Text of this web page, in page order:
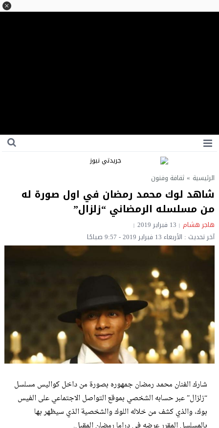
الرئيسية » ثقافة وفنون
شاهد لوك محمد رمضان في اول صورة له
من مسلسله الرمضاني “زلزال”
هاجر هشام 13 فبراير 2019
آخر تحديث : الأربعاء 13 فبراير 2019 - 9:57 صباحًا
شارك الفنان محمد رمضان جمهوره بصورة من داخل كواليس مسلسل
“زلزال” عبر حسابه الشخصي بموقع التواصل الاجتماعي على الفيس
بوك، والذي كشف من خلاله اللوك والشخصية الذي سيظهر بها